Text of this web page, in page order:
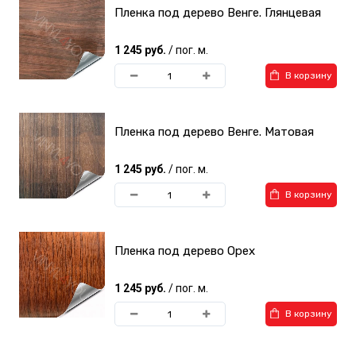
Пленка под дерево Венге. Глянцевая
1 245 руб. / пог. м.
В корзину
Пленка под дерево Венге. Матовая
1 245 руб. / пог. м.
В корзину
Пленка под дерево Орех
1 245 руб. / пог. м.
В корзину